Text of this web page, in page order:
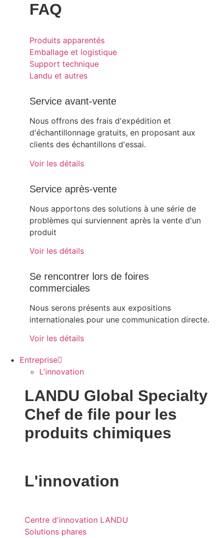
FAQ
Produits apparentés
Emballage et logistique
Support technique
Landu et autres
Service avant-vente
Nous offrons des frais d'expédition et
d'échantillonnage gratuits, en proposant aux
clients des échantillons d'essai.
Voir les détails
Service après-vente
Nous apportons des solutions à une série de
problèmes qui surviennent après la vente d'un
produit
Voir les détails
Se rencontrer lors de foires
commerciales
Nous serons présents aux expositions
internationales pour une communication directe.
Voir les détails
Entreprise
L'innovation
LANDU Global Specialty
Chef de file pour les
produits chimiques
L'innovation
Centre d'innovation LANDU
Solutions phares